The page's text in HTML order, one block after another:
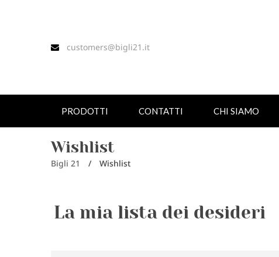
customers@bigli21.it
PRODOTTI CONTATTI CHI SIAMO
Wishlist
Bigli 21 / Wishlist
La mia lista dei desideri